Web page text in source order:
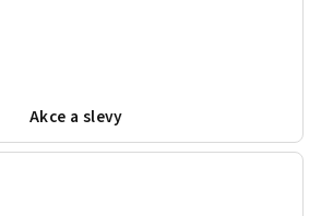
Akce a slevy